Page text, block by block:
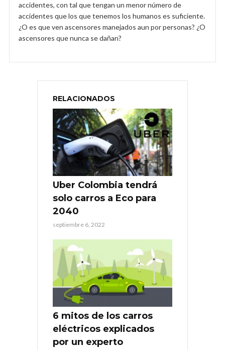
accidentes, con tal que tengan un menor número de
accidentes que los que tenemos los humanos es suficiente.
¿O es que ven ascensores manejados aun por personas? ¿O
ascensores que nunca se dañan?
RELACIONADOS
Uber Colombia tendrá
solo carros a Eco para
2040
septiembre 6, 2022
6 mitos de los carros
eléctricos explicados
por un experto